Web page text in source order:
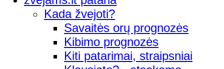
Kada žvejoti?
Savaitės orų prognozės
Kibimo prognozės
Kiti patarimai, straipsniai